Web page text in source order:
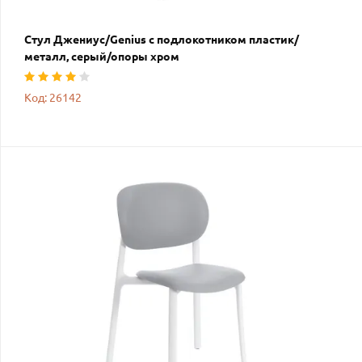
Стул Джениус/Genius с подлокотником пластик/
металл, серый/опоры хром
Код: 26142